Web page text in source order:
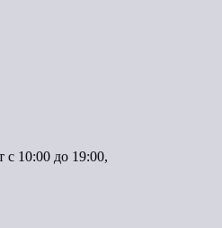
10:00 до 19:00,